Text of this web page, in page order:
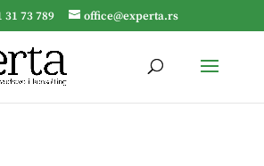
31 73 789 office@experta.rs